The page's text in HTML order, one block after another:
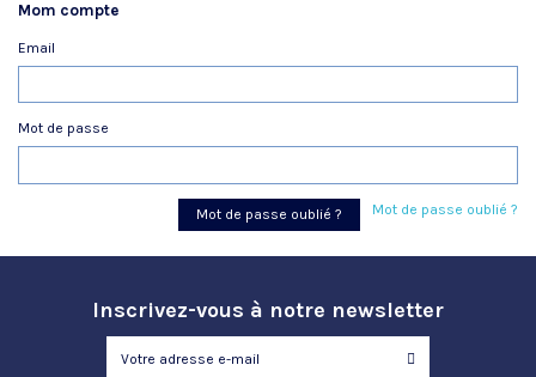
Mom compte
Email
Mot de passe
Mot de passe oublié ?
Mot de passe oublié ?
Inscrivez-vous à notre newsletter